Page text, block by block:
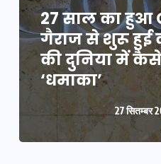
27 साल का हुआ
गैराज से शुरू हुई
की दुनिया में कैसे
‘धमाका’
27 सितम्बर